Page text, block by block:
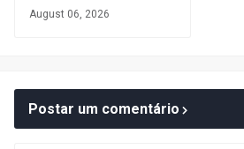
August 06, 2026
Postar um comentário